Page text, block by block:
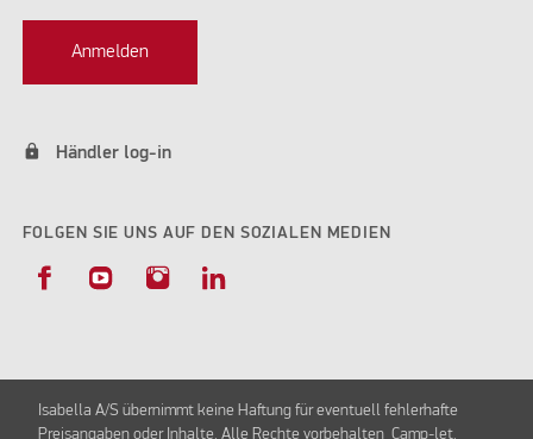
Anmelden
lock Händler log-in
FOLGEN SIE UNS AUF DEN SOZIALEN MEDIEN
Isabella A/S übernimmt keine Haftung für eventuell fehlerhafte
Preisangaben oder Inhalte. Alle Rechte vorbehalten Camp-let.